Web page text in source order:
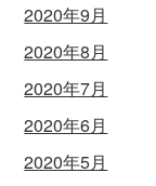
2020年9月
2020年8月
2020年7月
2020年6月
2020年5月